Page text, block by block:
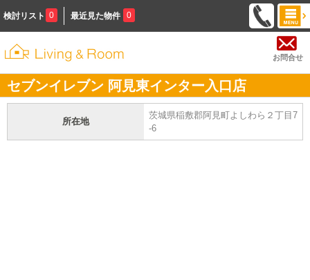
検討リスト 0 最近見た物件 0
お問合せ
セブンイレブン 阿見東インター入口店
所在地
茨城県稲敷郡阿見町よしわら２丁目7
-6